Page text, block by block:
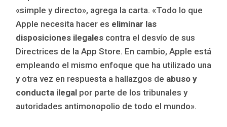
«simple y directo», agrega la carta. «Todo lo que
Apple necesita hacer es eliminar las
disposiciones ilegales contra el desvío de sus
Directrices de la App Store. En cambio, Apple está
empleando el mismo enfoque que ha utilizado una
y otra vez en respuesta a hallazgos de abuso y
conducta ilegal por parte de los tribunales y
autoridades antimonopolio de todo el mundo».